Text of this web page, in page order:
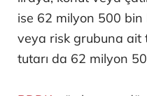
ise 62 milyon 500
veya risk grubuna ait
tutarı da 62 milyon